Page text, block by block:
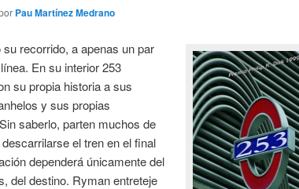
Pau Martínez Medrano
recorrido, a apenas un par
En su interior 253
su propia historia a sus
y sus propias
saberlo, parten muchos de
el tren en el final
dependerá únicamente del
del destino. Ryman entreteje